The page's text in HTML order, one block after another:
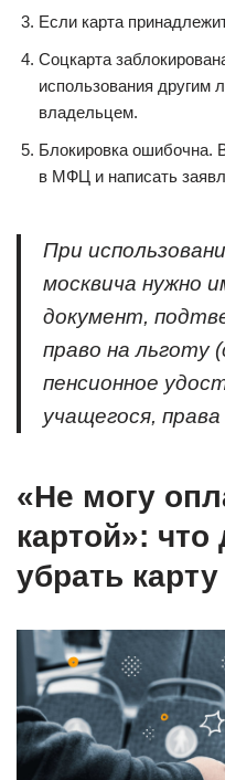
Если карта
Соцкарта
использования
владельцем.
Блокировка ошибочна.
в МФЦ и написать
При
москвича нужно
документ,
право на льготу
пенсионное
учащегося,
«Не могу
картой»: что
убрать